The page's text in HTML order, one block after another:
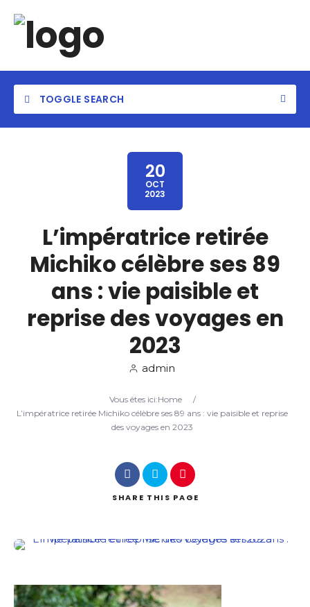
TOGGLE SEARCH
Location
Search
20
OCT
2023
L’impératrice retirée
Michiko célèbre ses 89
ans : vie paisible et
reprise des voyages en
2023
admin
Vous êtes ici:Home
/
L’impératrice retirée Michiko célèbre ses 89 ans : vie paisible et reprise
des voyages en 2023
SHARE THIS PAGE